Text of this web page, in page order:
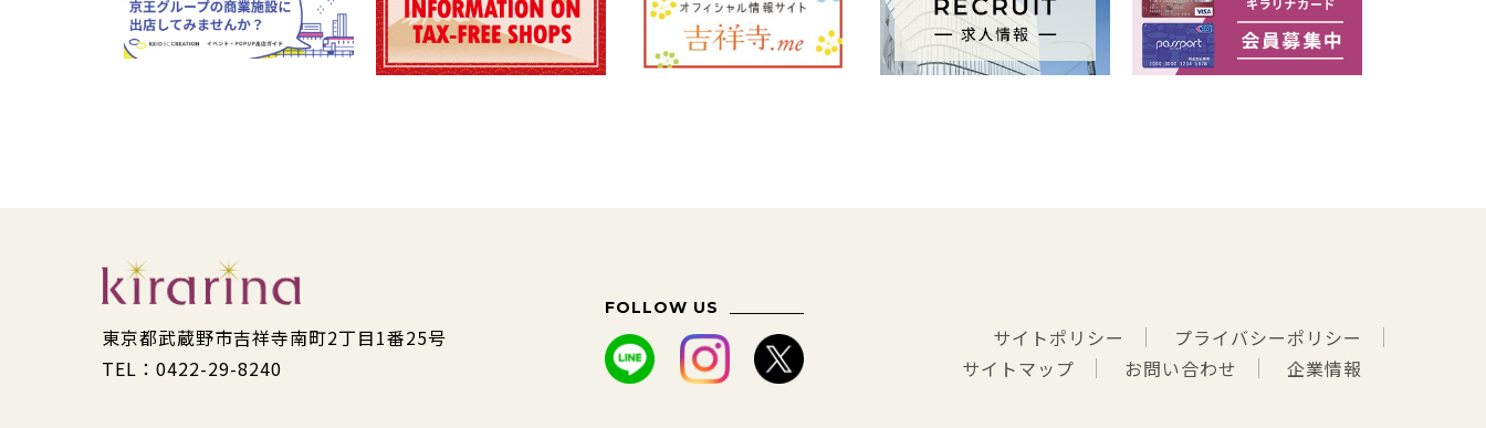
東京都武蔵野市吉祥寺南町2丁目1番25号
TEL：0422-29-8240
FOLLOW US
サイトポリシー
プライバシーポリシー
サイトマップ
お問い合わせ 企業情報